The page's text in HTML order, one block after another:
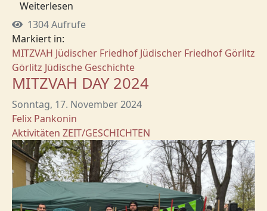
Weiterlesen
1304 Aufrufe
Markiert in:
MITZVAH Jüdischer Friedhof Jüdischer Friedhof Görlitz
Görlitz Jüdische Geschichte
MITZVAH DAY 2024
Sonntag, 17. November 2024
Felix Pankonin
Aktivitäten ZEIT/GESCHICHTEN